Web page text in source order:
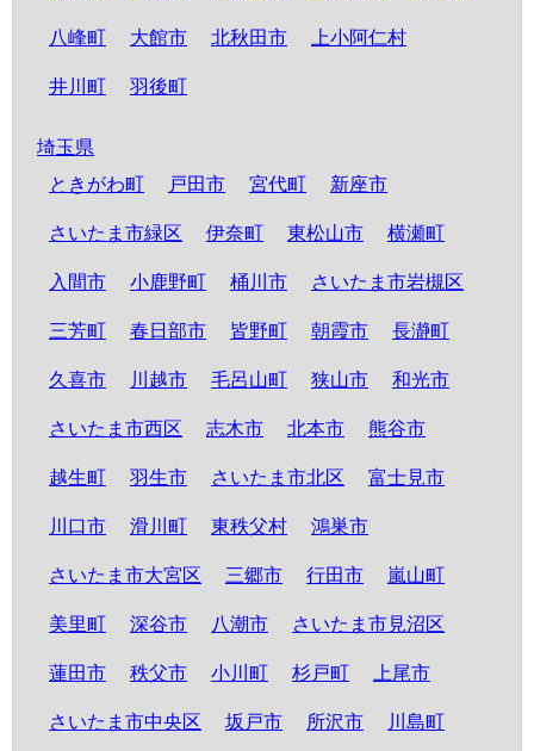
八峰町 大館市 北秋田市 上小阿仁村
井川町 羽後町
埼玉県
ときがわ町
戸田市 宮代町 新座市
さいたま市緑区 伊奈町 東松山市 横瀬町
入間市 小鹿野町 桶川市 さいたま市岩槻区
三芳町 春日部市 皆野町 朝霞市 長瀞町
久喜市 川越市 毛呂山町 狭山市 和光市
さいたま市西区 志木市 北本市 熊谷市
越生町 羽生市 さいたま市北区 富士見市
川口市 滑川町 東秩父村 鴻巣市
さいたま市大宮区 三郷市 行田市 嵐山町
美里町 深谷市 八潮市 さいたま市見沼区
蓮田市 秩父市 小川町 杉戸町 上尾市
さいたま市中央区 坂戸市 所沢市 川島町